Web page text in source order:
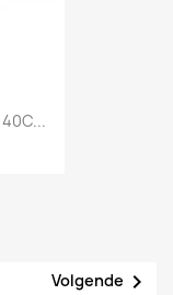
Volgende 